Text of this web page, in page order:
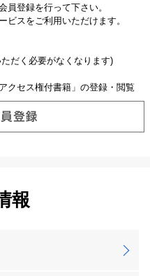
員登録を行って下さい。
ビスをご利用いただけます。
だく必要がなくなります)
クセス権付書籍」の登録・閲覧
報